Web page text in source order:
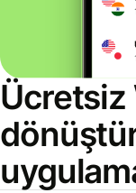
Ücretsiz